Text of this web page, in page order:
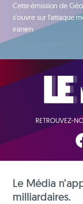
Cette émission de
s'ouvre sur l'attaque
iranien.
RETROUVEZ-
Le Média
milliardaires.